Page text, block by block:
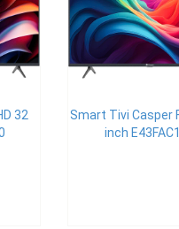
32
Smart Tivi Casper
inch